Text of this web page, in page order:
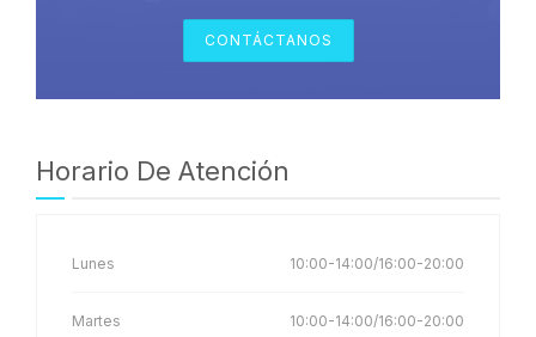
CONTÁCTANOS
Horario De Atención
Lunes 10:00-14:00/16:00-20:00
Martes 10:00-14:00/16:00-20:00